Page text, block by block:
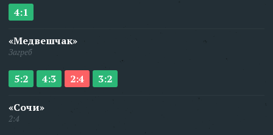
4:1
«Медвешчак»
Загреб
5:2 4:3 2:4 3:2
«Сочи»
2:4